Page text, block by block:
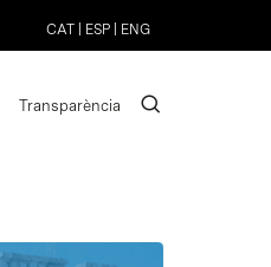
CAT ESP ENG
Transparència search